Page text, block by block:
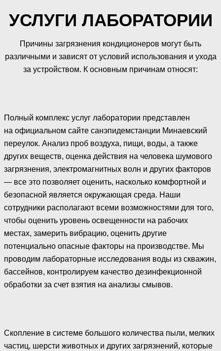
УСЛУГИ ЛАБОРАТОРИИ
Причины загрязнения кондиционеров могут быть
различными и зависят от условий использования и ухода
за устройством. К основным причинам относят:
Полный комплекс услуг лаборатории представлен
на официальном сайте санэпидемстанции Минаевский
переулок. Анализ проб воздуха, пищи, воды, а также
других веществ, оценка действия на человека шумового
загрязнения, электромагнитных волн и других факторов
— все это позволяет оценить, насколько комфортной и
безопасной является окружающая среда. Наши
сотрудники располагают всеми возможностями для того,
чтобы оценить уровень освещенности на рабочих
местах, замерить вибрацию, оценить другие
потенциально опасные факторы на производстве. Мы
проводим лабораторные исследования воды из скважин,
бассейнов, контролируем качество дезинфекционной
обработки за счет взятия на анализы смывов.
Скопление в системе большого количества пыли, мелких
частиц, шерсти животных и других загрязнений, которые